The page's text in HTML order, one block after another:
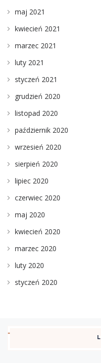
maj 2021
kwiecień 2021
marzec 2021
luty 2021
styczeń 2021
grudzień 2020
listopad 2020
październik 2020
wrzesień 2020
sierpień 2020
lipiec 2020
czerwiec 2020
maj 2020
kwiecień 2020
marzec 2020
luty 2020
styczeń 2020